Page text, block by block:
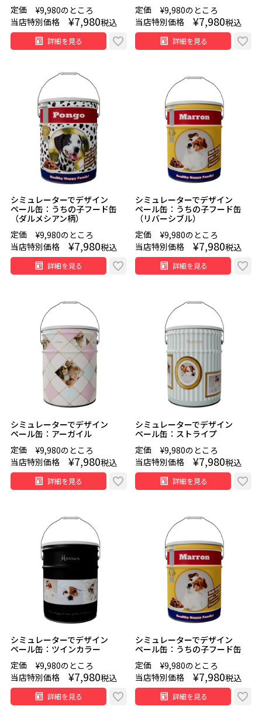
定価
¥9,980のところ
当店特別価格
¥7,980税込
詳細を見る
定価
¥9,980のところ
当店特別価格
¥7,980税込
詳細を見る
シミュレーターでデザイン
ペール缶：うちの子フード缶
（ダルメシアン柄）
定価
¥9,980のところ
当店特別価格
¥7,980税込
詳細を見る
シミュレーターでデザイン
ペール缶：うちの子フード缶
（リバーシブル）
定価
¥9,980のところ
当店特別価格
¥7,980税込
詳細を見る
シミュレーターでデザイン
ペール缶：アーガイル
定価
¥9,980のところ
当店特別価格
¥7,980税込
詳細を見る
シミュレーターでデザイン
ペール缶：ストライプ
定価
¥9,980のところ
当店特別価格
¥7,980税込
詳細を見る
シミュレーターでデザイン
ペール缶：ツインカラー
定価
¥9,980のところ
当店特別価格
¥7,980税込
詳細を見る
シミュレーターでデザイン
ペール缶：うちの子フード缶
定価
¥9,980のところ
当店特別価格
¥7,980税込
詳細を見る